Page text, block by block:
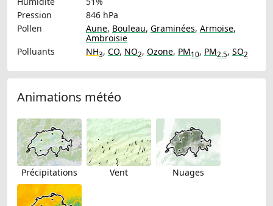
Pression
846 hPa
Pollen
Aune, Bouleau, Graminées, Armoise,
Ambroisie
Polluants
NH3, CO, NO2, Ozone, PM10, PM2.5, SO2
Animations météo
Précipitations Vent Nuages